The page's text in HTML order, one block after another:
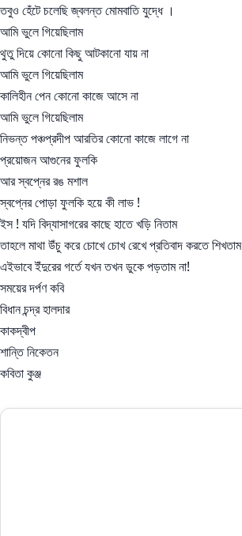
তবুও হেঁটে চলেছি জ্বলন্ত মোমবাতি যুদ্ধে ।
আমি ভুলে গিয়েছিলাম
থুতু দিয়ে কোনো কিছু আটকানো যায় না
আমি ভুলে গিয়েছিলাম
কালিহীন পেন কোনো কাজে আসে না
আমি ভুলে গিয়েছিলাম
নিভন্ত পঞ্চপ্রদীপ আরতির কোনো কাজে লাগে না
প্রয়োজন আগুনের ফুলকি
আর স্বপ্নের রঙ মশাল
স্বপ্নের পোড়া ফুলকি হয়ে কী লাভ !
ইস ! যদি বিদ্যাসাগরের কাছে হাতে খড়ি নিতাম
তাহলে মাথা উঁচু করে চোখে চোখ রেখে প্রতিবাদ করতে শিখতাম
এইভাবে ইঁদুরের গর্তে যখন তখন ডুকে পড়তাম না!
সময়ের দর্পণ কবি
বিধান চন্দ্র হালদার
কাকদ্বীপ
শান্তি নিকেতন
কবিতা কুঞ্জ